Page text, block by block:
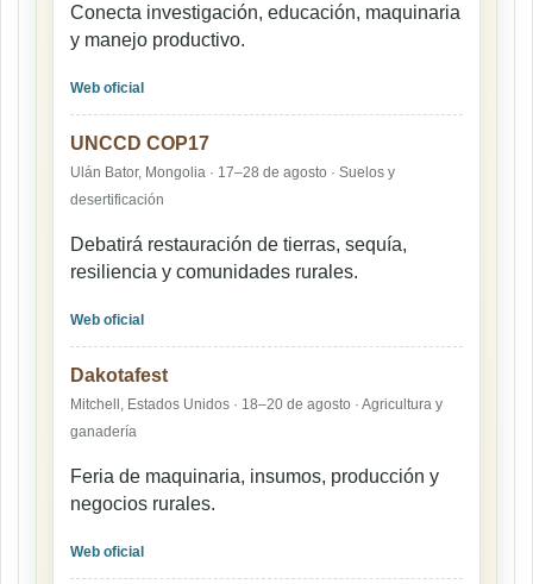
Conecta investigación, educación, maquinaria
y manejo productivo.
Web oficial
UNCCD COP17
Ulán Bator, Mongolia · 17–28 de agosto · Suelos y
desertificación
Debatirá restauración de tierras, sequía,
resiliencia y comunidades rurales.
Web oficial
Dakotafest
Mitchell, Estados Unidos · 18–20 de agosto · Agricultura y
ganadería
Feria de maquinaria, insumos, producción y
negocios rurales.
Web oficial